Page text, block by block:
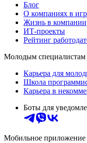
Блог
О компаниях в
Жизнь в компании
ИТ-проекты
Рейтинг
Молодым специалистам
Карьера для
Школа
Карьера в
Боты для
Мобильное приложение